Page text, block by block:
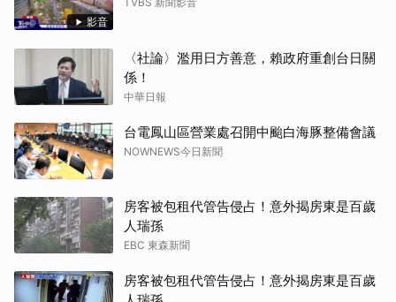
影音
〈社論〉濫用日方善意，賴政府重創台日關
係！
中華日報
台電鳳山區營業處召開中颱白海豚整備會議
NOWNEWS今日新聞
房客被包租代管告侵占！意外揭房東是百歲
人瑞孫
EBC 東森新聞
房客被包租代管告侵占！意外揭房東是百歲